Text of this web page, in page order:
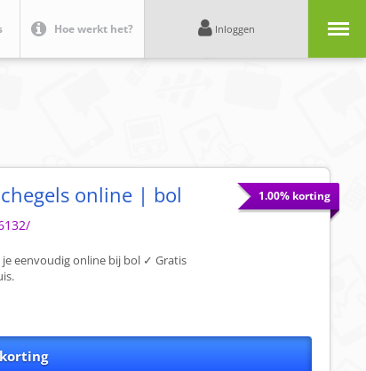
Hoe werkt het? Inloggen
1.00% korting
online | bol
eenvoudig online bij bol ✓ Gratis